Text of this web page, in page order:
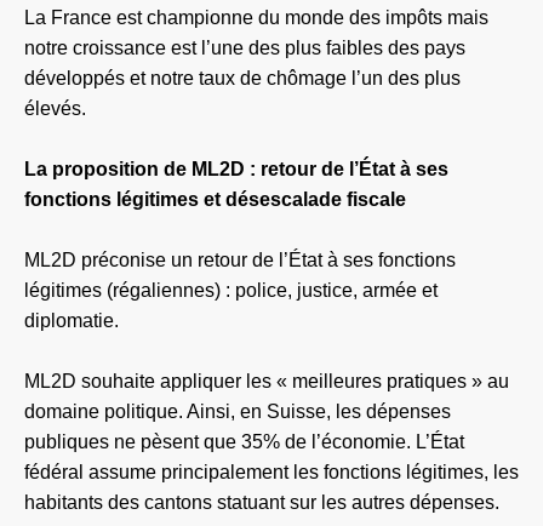
La France est championne du monde des impôts mais
notre croissance est l’une des plus faibles des pays
développés et notre taux de chômage l’un des plus
élevés.
La proposition de ML2D : retour de l’État à ses
fonctions légitimes et désescalade fiscale
ML2D préconise un retour de l’État à ses fonctions
légitimes (régaliennes) : police, justice, armée et
diplomatie.
ML2D souhaite appliquer les « meilleures pratiques » au
domaine politique. Ainsi, en Suisse, les dépenses
publiques ne pèsent que 35% de l’économie. L’État
fédéral assume principalement les fonctions légitimes, les
habitants des cantons statuant sur les autres dépenses.